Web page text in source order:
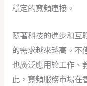
穩定的寬頻連接。
隨著科技的進步和互
的需求越來越高。不
也廣泛應用於工作、
此，寬頻服務市場在